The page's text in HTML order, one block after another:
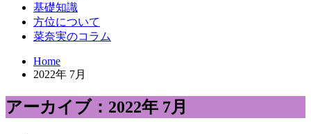
基礎知識
方位について
菜奈実のコラム
Home
2022年 7月
アーカイブ：2022年 7月